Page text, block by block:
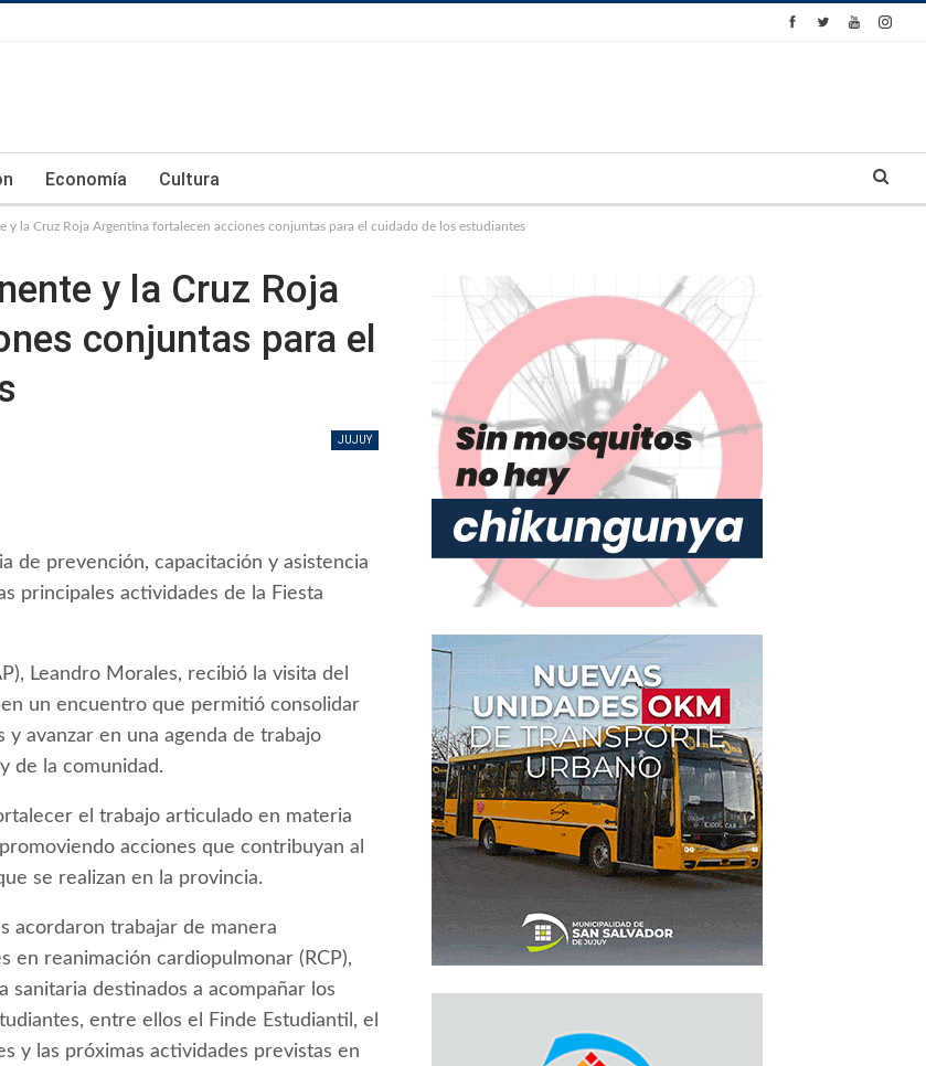
Economía Cultura
y la Cruz Roja Argentina fortalecen acciones conjuntas para el cuidado de los estudiantes
y la Cruz Roja
conjuntas para el
JUJUY
de prevención, capacitación y asistencia
principales actividades de la Fiesta
Leandro Morales, recibió la visita del
un encuentro que permitió consolidar
avanzar en una agenda de trabajo
de la comunidad.
el trabajo articulado en materia
acciones que contribuyan al
se realizan en la provincia.
acordaron trabajar de manera
en reanimación cardiopulmonar (RCP),
sanitaria destinados a acompañar los
entre ellos el Finde Estudiantil, el
y las próximas actividades previstas en